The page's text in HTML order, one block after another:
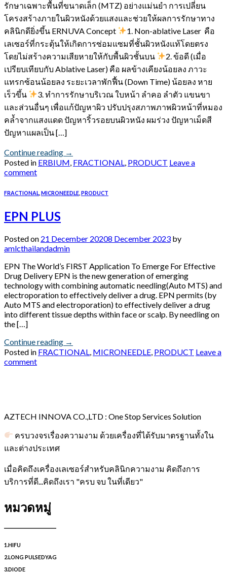
รักษาเฉพาะพื้นที่ขนาดเล็ก (MTZ) อย่างแม่นยำ การเปลี่ยน
โครงสร้างภายในผิวหนังด้วยแสงและช่วยให้ผลการรักษาทาง
คลินิกดียิ่งขึ้น ERNUVA Concept
1. Non-ablative Laser คือ
เลเซอร์ที่กระตุ้นให้เกิดการซ่อมแซมที่ชั้นผิวหนังแท้โดยตรง
โดยไม่สร้างความเสียหายให้กับพื้นผิวชั้นบน
2. ข้อดี (เมื่อ
เปรียบเทียบกับ Ablative Laser) คือ ผลข้างเคียงน้อยลง ภาวะ
แทรกซ้อนน้อยลง ระยะเวลาพักฟื้น (Down Time) น้อยลง หาย
เร็วขึ้น
3. ทำการรักษาบริเวณ ใบหน้า ลำคอ ลำตัว แขนขา
และส่วนอื่นๆ เพื่อแก้ปัญหาผิว ปรับปรุงสภาพภาพผิวหน้าที่หมอง
คล้ำจากแสงแดด ปัญหาริ้วรอยบนผิวหนัง ผมร่วง ปัญหาเม็ดสี
ปัญหาแผลเป็น […]
Continue reading →
Posted in ERBIUM FRACTIONAL PRODUCT Leave a
comment
FRACTIONAL MICRONEEDLE PRODUCT
EPN PLUS
Posted on 21 December 20208 December 2023 by
amlcthailandadmin
EPN The World’s FIRST Application To Emerge For Effective
Drug Delivery EPN is the new generation of emerging
technology with combining automatic needling(Auto MTS) and
electroporation to effectively deliver a drug. EPN permits (by
Auto MTS and electroporation) to effectively deliver a drug
into different tissue depths within face or scalp. By needling on
the […]
Continue reading →
Posted in FRACTIONAL MICRONEEDLE PRODUCT Leave a
comment
AZTECH INNOVA CO.,LTD : One Stop Services Solution
ครบวงจรเรื่องความงาม ด้วยเครื่องที่ได้รับมาตรฐานทั้งใน
และต่างประเทศ
เมื่อคิดถึงเครื่องเลเซอร์สำหรับคลินิกความงาม คิดถึงการ
บริการที่ดี...คิดถึงเรา "ครบ จบ ในที่เดียว"
หมวดหมู่
1.HIFU
2.LONG PULSEDYAG
3.DIODE